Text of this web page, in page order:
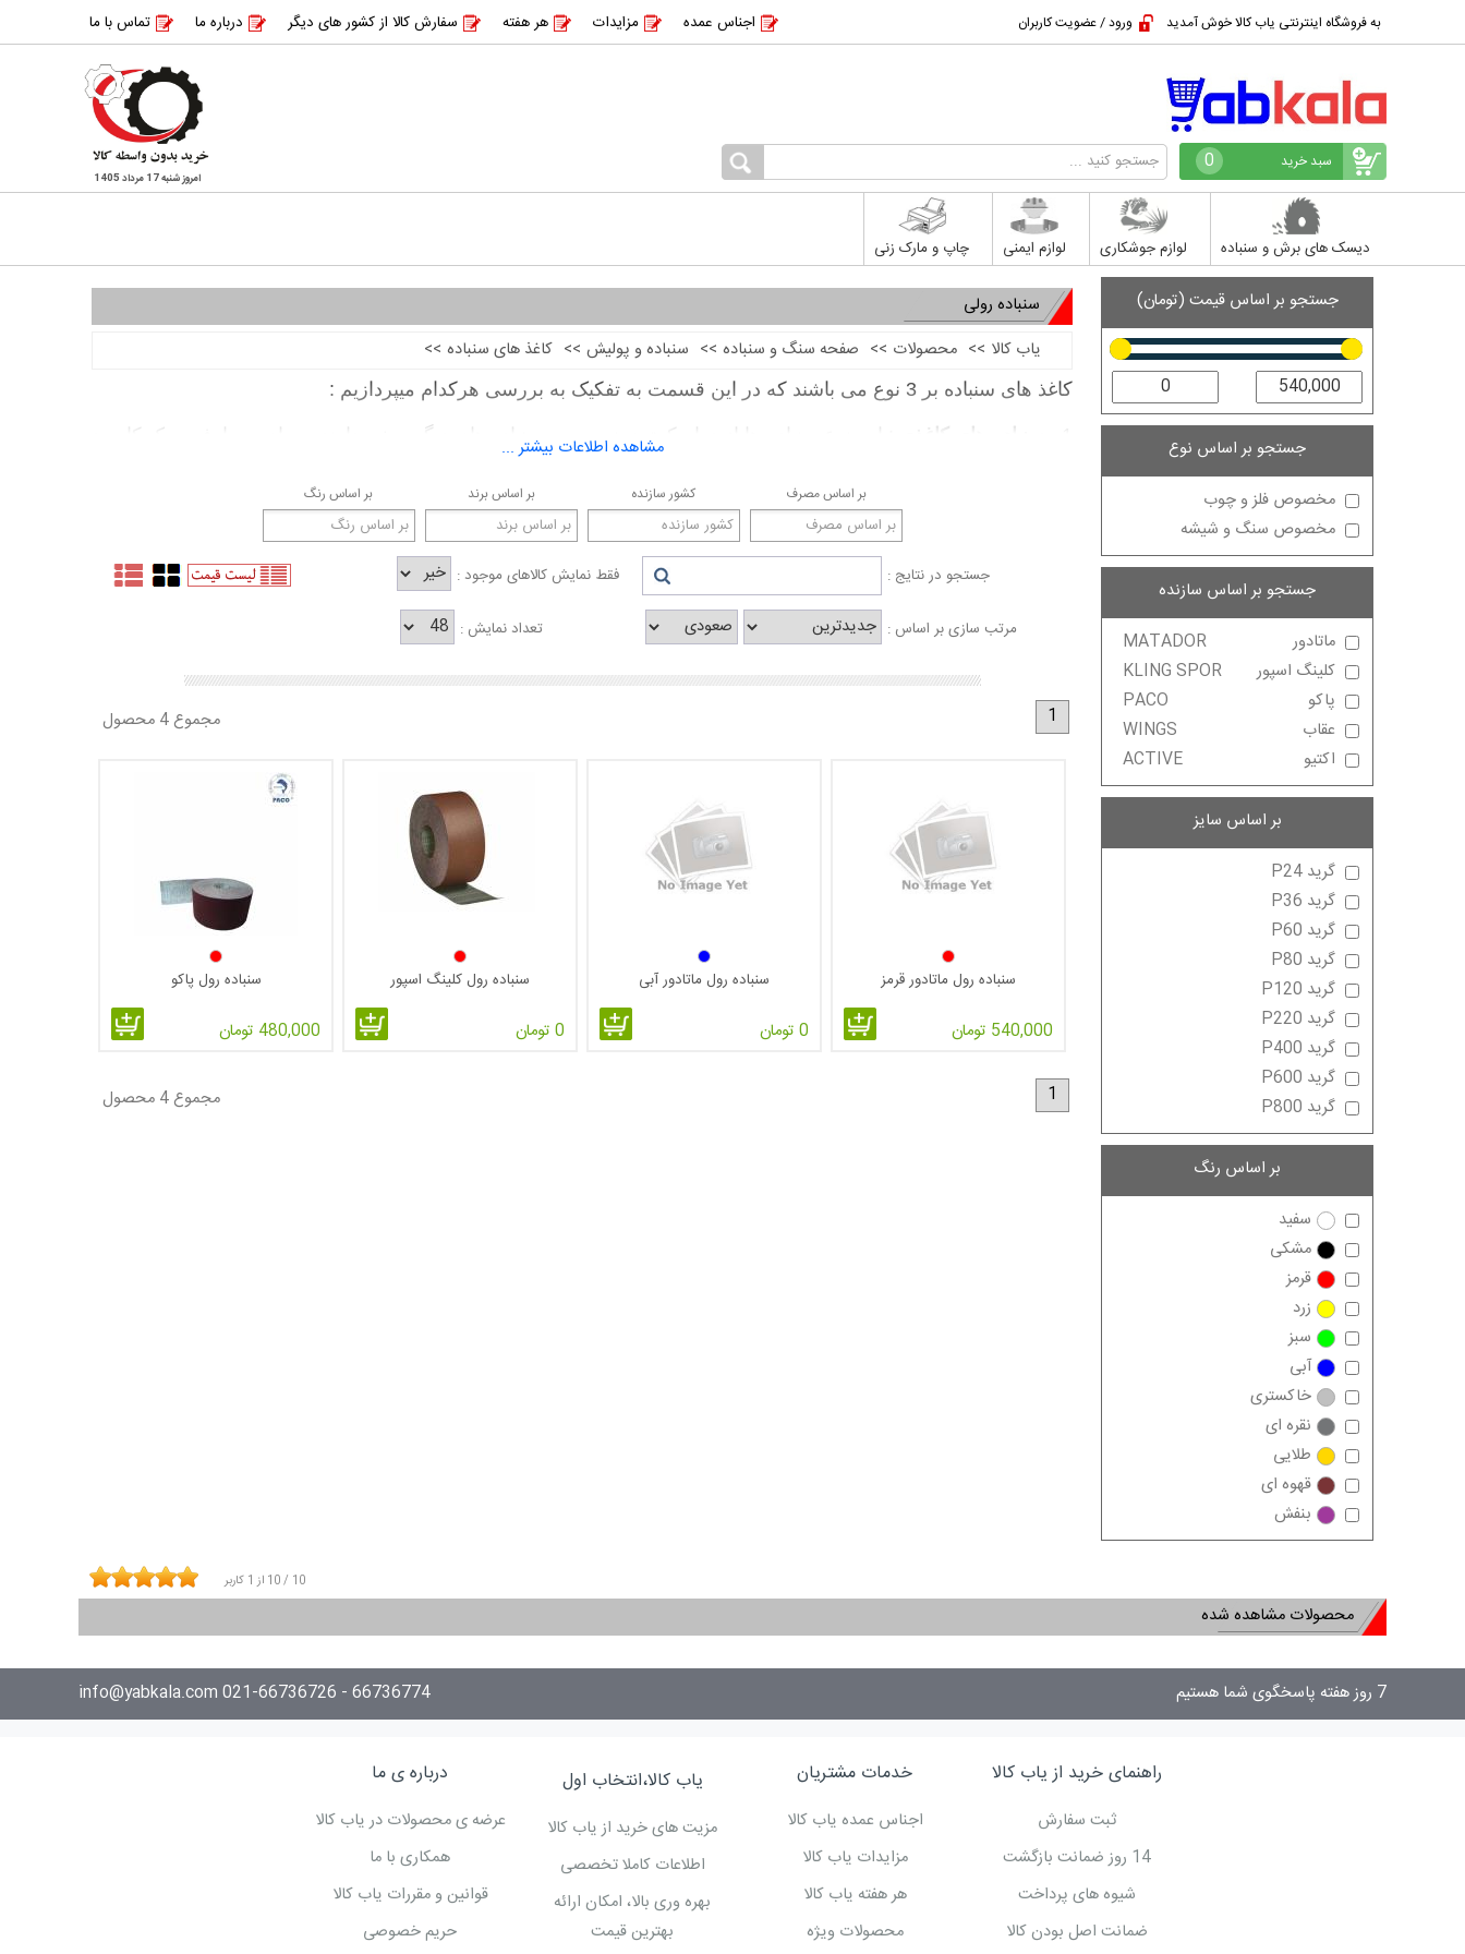
به فروشگاه اینترنتی یاب کالا خوش آمدید ورود / عضویت کاربران اجناس عمده مزایدات هر هفته سفارش کالا از کشور های دیگر درباره ما تماس با ما
سبد خرید 0
امروز شنبه 17 مرداد 1405
دیسک های برش و سنباده لوازم جوشکاری لوازم ایمنی چاپ و مارک زنی
جستجو بر اساس قیمت (تومان)
جستجو بر اساس نوع
مخصوص فلز و چوب
مخصوص سنگ و شیشه
جستجو بر اساس سازنده
ماتادور
MATADOR
کلینگ اسپور
KLING SPOR
پاکو
PACO
عقاب
WINGS
اکتیو
ACTIVE
بر اساس سایز
گرید P24
گرید P36
گرید P60
گرید P80
گرید P120
گرید P220
گرید P400
گرید P600
گرید P800
بر اساس رنگ
سفید
مشکی
قرمز
زرد
سبز
آبی
خاکستری
نقره ای
طلایی
قهوه ای
بنفش
سنباده رولی
یاب کالا >> محصولات >> صفحه سنگ و سنباده >> سنباده و پولیش >> کاغذ های سنباده >>
کاغذ های سنباده بر 3 نوع می باشند که در این قسمت به تفکیک به بررسی هرکدام میپردازیم :
سنباده های کاغذی
: این نوع سنباده ها از دوام کمتری نسبت به سنباده های دیگر برخوردارند و برای مصارف سبک کاربرد
سنباده های پارچه ای
:از دوام بیشتری نسبت به سنباده های کاغذی برخوردارند و برای کارهای سخت استفادهه می
انواع سنباده ها از لحاظ شکل ظاهری
مشاهده اطلاعات بیشتر ...
بر اساس مصرف کشور سازنده بر اساس برند بر اساس رنگ
جستجو در نتایج : فقط نمایش کالاهای موجود :
مرتب سازی بر اساس : تعداد نمایش :
1 مجموع 4 محصول
سنباده رول ماتادور قرمز
540,000 تومان
سنباده رول ماتادور آبی
0 تومان
سنباده رول کلینگ اسپور
0 تومان
سنباده رول پاکو
480,000 تومان
1 مجموع 4 محصول
10 / 10 از 1 کاربر
محصولات مشاهده شده
66736774 - 021-66736726 info@yabkala.com 7 روز هفته پاسخگوی شما هستیم
راهنمای خرید از یاب کالا
ثبت سفارش
14 روز ضمانت بازگشت
شیوه های پرداخت
ضمانت اصل بودن کالا
خدمات مشتریان
اجناس عمده یاب کالا
مزایدات یاب کالا
هر هفته یاب کالا
محصولات ویژه
یاب کالا،انتخاب اول
مزیت های خرید از یاب کالا
اطلاعات کاملا تخصصی
بهره وری بالا، امکان ارائه
بهترین قیمت
درباره ی ما
عرضه ی محصولات در یاب کالا
همکاری با ما
قوانین و مقررات یاب کالا
حریم خصوصی